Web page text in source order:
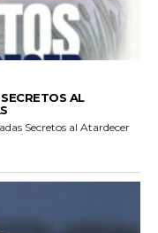
AL
Secretos al Atardecer